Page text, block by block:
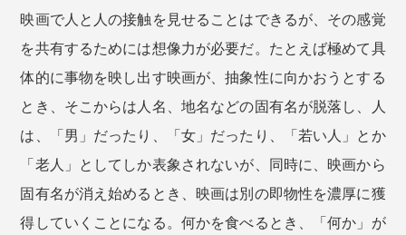
映画で人と人の接触を見せることはできるが、その感覚
を共有するためには想像力が必要だ。たとえば極めて具
体的に事物を映し出す映画が、抽象性に向かおうとする
とき、そこからは人名、地名などの固有名が脱落し、人
は、「男」だったり、「女」だったり、「若い人」とか
「老人」としてしか表象されないが、同時に、映画から
固有名が消え始めるとき、映画は別の即物性を濃厚に獲
得していくことになる。何かを食べるとき、「何か」が